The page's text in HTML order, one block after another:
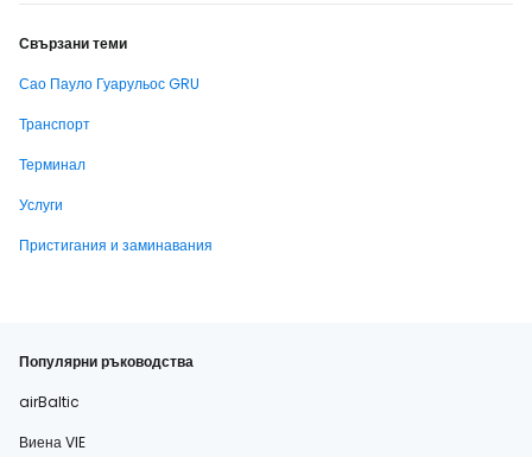
Свързани теми
Сао Пауло Гуарульос GRU
Транспорт
Терминал
Услуги
Пристигания и заминавания
Популярни ръководства
airBaltic
Виена VIE